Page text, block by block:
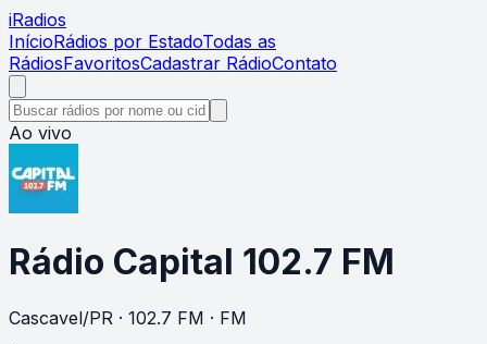
iRadios
InícioRádios por EstadoTodas as
RádiosFavoritosCadastrar RádioContato
Ao vivo
Rádio Capital 102.7 FM
Cascavel/PR · 102.7 FM · FM